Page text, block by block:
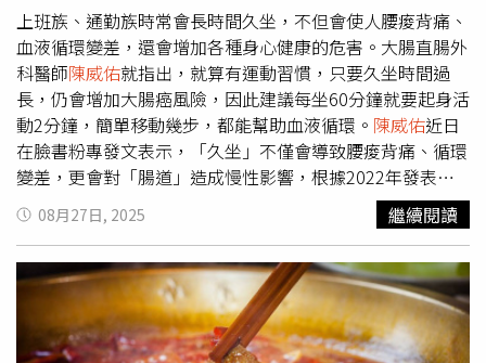
上班族、通勤族時常會長時間久坐，不但會使人腰痠背痛、
血液循環變差，還會增加各種身心健康的危害。大腸直腸外
科醫師陳威佑就指出，就算有運動習慣，只要久坐時間過
長，仍會增加大腸癌風險，因此建議每坐60分鐘就要起身活
動2分鐘，簡單移動幾步，都能幫助血液循環。 陳威佑近日
在臉書粉專發文表示，「久坐」不僅會導致腰痠背痛、循環
變差，更會對「腸道」造成慢性影響，根據2022年發表於
《Journal of Korean Medical Science》期刊的研究顯示，
每天坐著超過10小時，大腸癌風險高達1.64倍，即使有運動
習慣，只要久坐時間過長，風險依舊存在，「久坐的傷害並
不是『不運動的相反』，而是另一種低強度、慢性、高頻率
的代謝負擔。」陳威佑說到，這篇研究也提及，久坐是「大
腸癌發展與代謝異常」、「腸道菌相改變」的催化劑，而長
08月27日, 2025 繼續閱讀